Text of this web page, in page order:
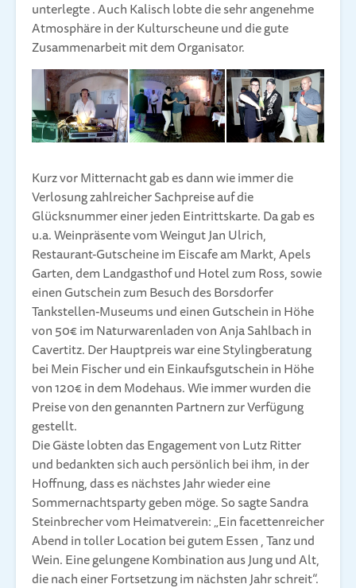
unterlegte . Auch Kalisch lobte die sehr angenehme
Atmosphäre in der Kulturscheune und die gute
Zusammenarbeit mit dem Organisator.
Kurz vor Mitternacht gab es dann wie immer die
Verlosung zahlreicher Sachpreise auf die
Glücksnummer einer jeden Eintrittskarte. Da gab es
u.a. Weinpräsente vom Weingut Jan Ulrich,
Restaurant-Gutscheine im Eiscafe am Markt, Apels
Garten, dem Landgasthof und Hotel zum Ross, sowie
einen Gutschein zum Besuch des Borsdorfer
Tankstellen-Museums und einen Gutschein in Höhe
von 50€ im Naturwarenladen von Anja Sahlbach in
Cavertitz. Der Hauptpreis war eine Stylingberatung
bei Mein Fischer und ein Einkaufsgutschein in Höhe
von 120€ in dem Modehaus. Wie immer wurden die
Preise von den genannten Partnern zur Verfügung
gestellt.
Die Gäste lobten das Engagement von Lutz Ritter
und bedankten sich auch persönlich bei ihm, in der
Hoffnung, dass es nächstes Jahr wieder eine
Sommernachtsparty geben möge. So sagte Sandra
Steinbrecher vom Heimatverein: „Ein facettenreicher
Abend in toller Location bei gutem Essen , Tanz und
Wein. Eine gelungene Kombination aus Jung und Alt,
die nach einer Fortsetzung im nächsten Jahr schreit“.